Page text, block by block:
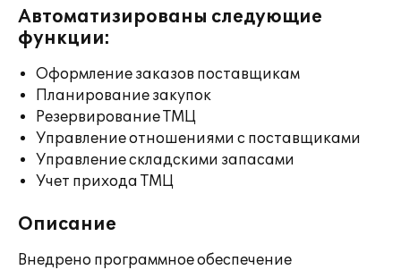
Автоматизированы следующие
функции:
Оформление заказов поставщикам
Планирование закупок
Резервирование ТМЦ
Управление отношениями с поставщиками
Управление складскими запасами
Учет прихода ТМЦ
Описание
Внедрено программное обеспечение